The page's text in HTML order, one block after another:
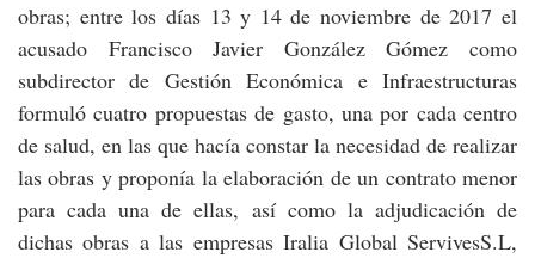
obras; entre los días 13 y 14 de noviembre de 2017 el
acusado Francisco Javier González Gómez como
subdirector de Gestión Económica e Infraestructuras
formuló cuatro propuestas de gasto, una por cada centro
de salud, en las que hacía constar la necesidad de realizar
las obras y proponía la elaboración de un contrato menor
para cada una de ellas, así como la adjudicación de
dichas obras a las empresas Iralia Global ServivesS.L,